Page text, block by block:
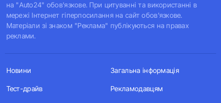
на "Auto24" обов'язкове. При цитуванні та використанні в
мережі Інтернет гіперпосилання на сайт обов'язкове.
Матеріали зі знаком "Реклама" публікуються на правах
реклами.
Новини
Тест-драйв
Загальна інформація
Рекламодавцям